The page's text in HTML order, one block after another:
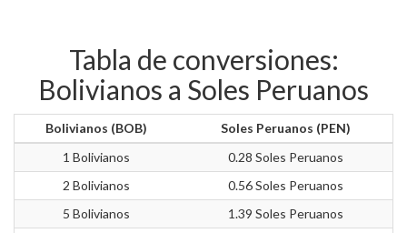
Tabla de conversiones:
Bolivianos a Soles Peruanos
Bolivianos (BOB)
Soles Peruanos (PEN)
1 Bolivianos
0.28 Soles Peruanos
2 Bolivianos
0.56 Soles Peruanos
5 Bolivianos
1.39 Soles Peruanos